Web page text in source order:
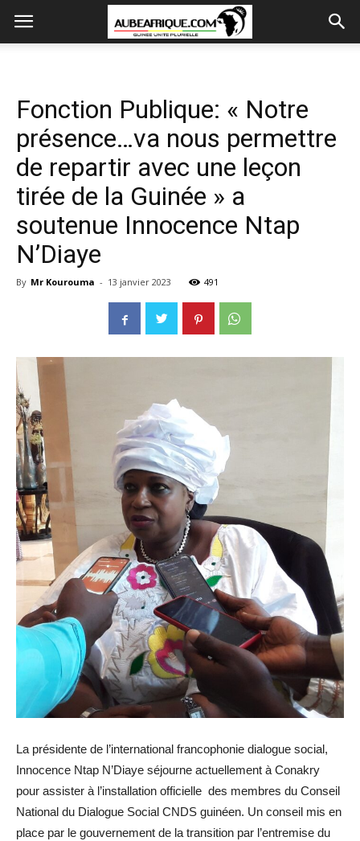
Fonction Publique: « Notre
présence…va nous permettre
de repartir avec une leçon
tirée de la Guinée » a
soutenue Innocence Ntap
N’Diaye
By Mr Kourouma - 13 janvier 2023 491
La présidente de l’international francophonie dialogue social,
Innocence Ntap N’Diaye séjourne actuellement à Conakry
pour assister à l’installation officielle des membres du Conseil
National du Dialogue Social CNDS guinéen. Un conseil mis en
place par le gouvernement de la transition par l’entremise du